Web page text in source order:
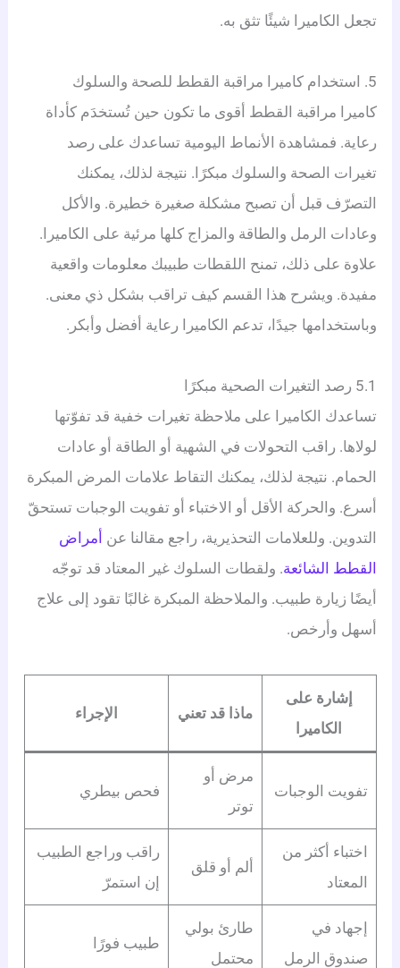
تجعل الكاميرا شيئًا تثق به.
كاميرا مراقبة القطط أقوى ما تكون حين تُستخدَم كأداة
رعاية. فمشاهدة الأنماط اليومية تساعدك على رصد
تغيرات الصحة والسلوك مبكرًا. نتيجة لذلك، يمكنك
التصرّف قبل أن تصبح مشكلة صغيرة خطيرة. والأكل
وعادات الرمل والطاقة والمزاج كلها مرئية على الكاميرا.
علاوة على ذلك، تمنح اللقطات طبيبك معلومات واقعية
مفيدة. ويشرح هذا القسم كيف تراقب بشكل ذي معنى.
وباستخدامها جيدًا، تدعم الكاميرا رعاية أفضل وأبكر.
5.1 رصد التغيرات الصحية مبكرًا
تساعدك الكاميرا على ملاحظة تغيرات خفية قد تفوّتها
لولاها. راقب التحولات في الشهية أو الطاقة أو عادات
الحمام. نتيجة لذلك، يمكنك التقاط علامات المرض المبكرة
أسرع. والحركة الأقل أو الاختباء أو تفويت الوجبات تستحقّ
التدوين. وللعلامات التحذيرية، راجع مقالنا عنأمراض
القطط الشائعة. ولقطات السلوك غير المعتاد قد توجّه
أيضًا زيارة طبيب. والملاحظة المبكرة غالبًا تقود إلى علاج
أسهل وأرخص.
إشارة على
الكاميرا
ماذا قد تعني الإجراء
تفويت الوجبات
مرض أو
توتر
فحص بيطري
اختباء أكثر من
المعتاد
ألم أو قلق
راقب وراجع الطبيب
إن استمرّ
إجهاد في
صندوق الرمل
طارئ بولي
محتمل
طبيب فورًا